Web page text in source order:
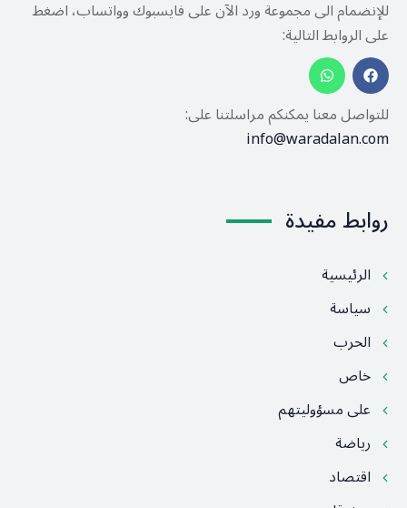
للإنضمام الى مجموعة ورد الآن على فايسبوك وواتساب، اضغط
على الروابط التالية:
للتواصل معنا يمكنكم مراسلتنا على:
info@waradalan.com
روابط مفيدة
الرئيسية
سياسة
الحرب
خاص
على مسؤوليتهم
رياضة
اقتصاد